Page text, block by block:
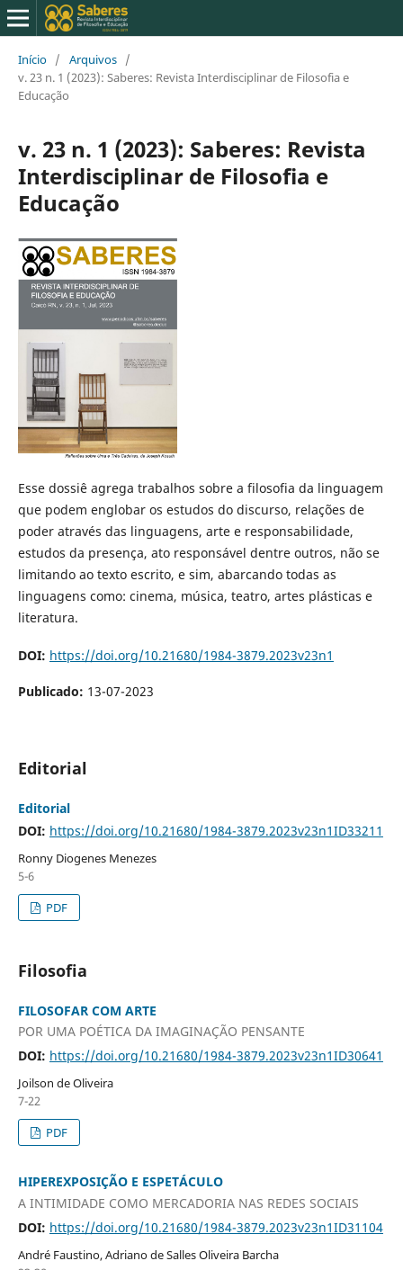
Início / Arquivos /
v. 23 n. 1 (2023): Saberes: Revista Interdisciplinar de Filosofia e
Educação
v. 23 n. 1 (2023): Saberes: Revista
Interdisciplinar de Filosofia e
Educação
Esse dossiê agrega trabalhos sobre a filosofia da linguagem
que podem englobar os estudos do discurso, relações de
poder através das linguagens, arte e responsabilidade,
estudos da presença, ato responsável dentre outros, não se
limitando ao texto escrito, e sim, abarcando todas as
linguagens como: cinema, música, teatro, artes plásticas e
literatura.
DOI: https://doi.org/10.21680/1984-3879.2023v23n1
Publicado: 13-07-2023
Editorial
Editorial
DOI: https://doi.org/10.21680/1984-3879.2023v23n1ID33211
Ronny Diogenes Menezes
5-6
PDF
Filosofia
FILOSOFAR COM ARTE
POR UMA POÉTICA DA IMAGINAÇÃO PENSANTE
DOI: https://doi.org/10.21680/1984-3879.2023v23n1ID30641
Joilson de Oliveira
7-22
PDF
HIPEREXPOSIÇÃO E ESPETÁCULO
A INTIMIDADE COMO MERCADORIA NAS REDES SOCIAIS
DOI: https://doi.org/10.21680/1984-3879.2023v23n1ID31104
André Faustino, Adriano de Salles Oliveira Barcha